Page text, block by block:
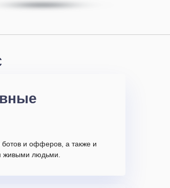
и офферов, а также и
живыми людьми.